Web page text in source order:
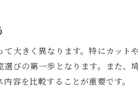
美容室選びで重視すべき利
料金重視なら知りたい幸手市
大きく異なります。特にカッ
びの第一歩となります。また
容を比較することが重要です。